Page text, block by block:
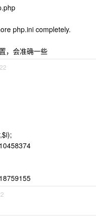
php.ini completely.
，会准确一些